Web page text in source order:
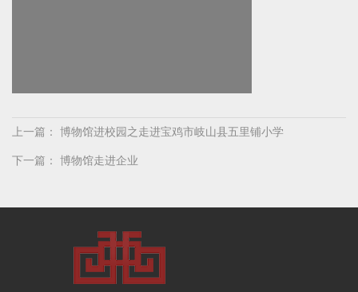
上一篇： 博物馆进校园之走进宝鸡市岐山县五里铺小学
下一篇： 博物馆走进企业